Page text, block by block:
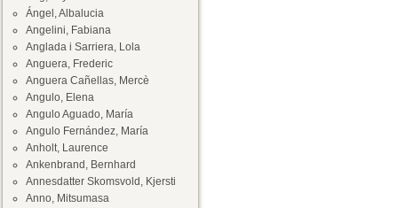
Ángel, Albalucia
Angelini, Fabiana
Anglada i Sarriera, Lola
Anguera, Frederic
Anguera Cañellas, Mercè
Angulo, Elena
Angulo Aguado, María
Angulo Fernández, María
Anholt, Laurence
Ankenbrand, Bernhard
Annesdatter Skomsvold, Kjersti
Anno, Mitsumasa